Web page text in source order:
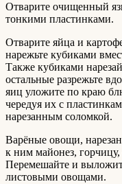
Отварите очищенный
тонкими пластинками.
Отварите яйца и
нарежьте кубиками
Также кубиками
остальные разрежьте
яиц уложите по краю
чередуя их с
нарезанным соломкой.
Варёные овощи,
к ним майонез,
Перемешайте и
листовыми овощами.